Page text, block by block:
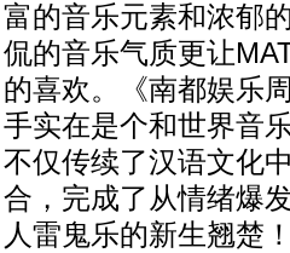
富的音乐元素和浓郁
侃的音乐气质更让
的喜欢。《南都娱乐
手实在是个和世界音
不仅传续了汉语文化
合，完成了从情绪爆
人雷鬼乐的新生翘楚